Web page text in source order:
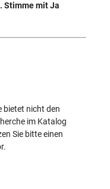
Stimme mit Ja
bietet nicht den
im Katalog
Sie bitte einen